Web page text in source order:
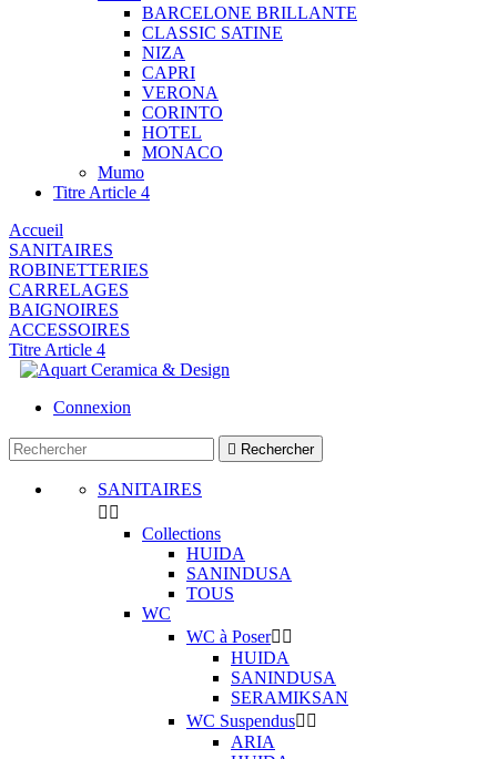
BARCELONE BRILLANTE
CLASSIC SATINE
NIZA
CAPRI
VERONA
CORINTO
HOTEL
MONACO
Mumo
Titre Article 4
Accueil
SANITAIRES
ROBINETTERIES
CARRELAGES
BAIGNOIRES
ACCESSOIRES
Titre Article 4
Connexion
 Rechercher
SANITAIRES
 
Collections
HUIDA
SANINDUSA
TOUS
WC
WC à Poser 
HUIDA
SANINDUSA
SERAMIKSAN
WC Suspendus 
ARIA